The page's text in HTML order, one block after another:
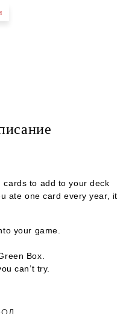
cards to add to your deck
ate one card every year, it
your game.
Box.
can’t try.